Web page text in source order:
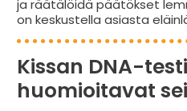
ja räätälöidä päätökset
on keskustella asiasta
Kissan DNA-
huomioitavat